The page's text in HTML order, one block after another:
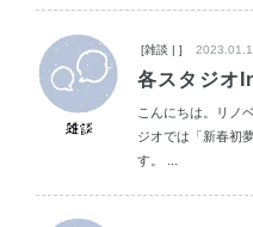
[雑談 | ]
各スタジオ
こんにちは。リノ
ジオでは「新春初
す。 ...